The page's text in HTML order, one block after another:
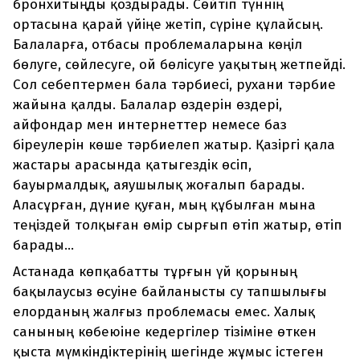
бронхитыңды қоздырады. Сөйтіп түннің
ортасына қарай үйіңе жетіп, сүріне құлайсың.
Балаларға, отбасы проблемаларына көңіл
бөлуге, сөйлесуге, ой бөлісуге уақытың жетпейді.
Сол себептермен бала тәрбиесі, рухани тәрбие
жайына қалды. Балалар өздерін өздері,
айфондар мен интернеттер немесе баз
біреулерін көше тәрбиелеп жатыр. Қазіргі қала
жастары арасында қатыгездік өсіп,
бауырмалдық, аяушылық жоғалып барады.
Аласұрған, дүние қуған, мың құбылған мына
теңіздей толқыған өмір сырғып өтіп жатыр, өтіп
барады...
Астанада көпқабатты тұрғын үй қорының
бақылаусыз өсуіне байланысты су тапшылығы
елорданың жалғыз проблемасы емес. Халық
санының көбеюіне кедергілер тізіміне өткен
қыста мүмкіндіктерінің шегінде жұмыс істеген